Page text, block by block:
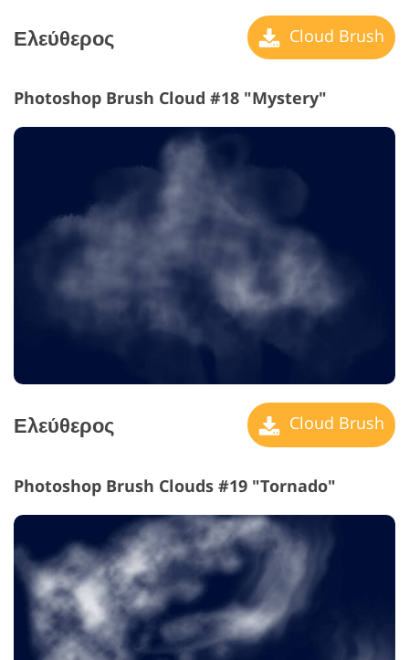
Ελεύθερος Cloud Brush
Photoshop Brush Cloud #18 "Mystery"
Ελεύθερος Cloud Brush
Photoshop Brush Clouds #19 "Tornado"